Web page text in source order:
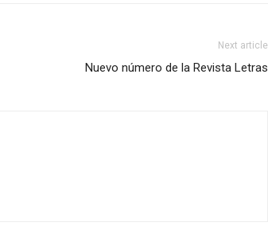
Next article
Nuevo número de la Revista Letras